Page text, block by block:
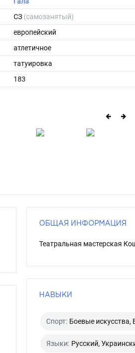
СЗ (самозанятый)
европейский
атлетичное
татуировка
183
ОБЩАЯ ИНФОРМАЦИЯ
Театральная мастерская
НАВЫКИ
Спорт: Боевые искусства,
Языки: Русский,